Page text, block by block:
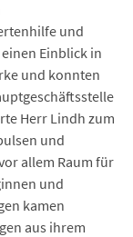
und
Einblick in
und konnten
Herr Lindh zum
und
allem Raum für
und
kamen
aus ihrem